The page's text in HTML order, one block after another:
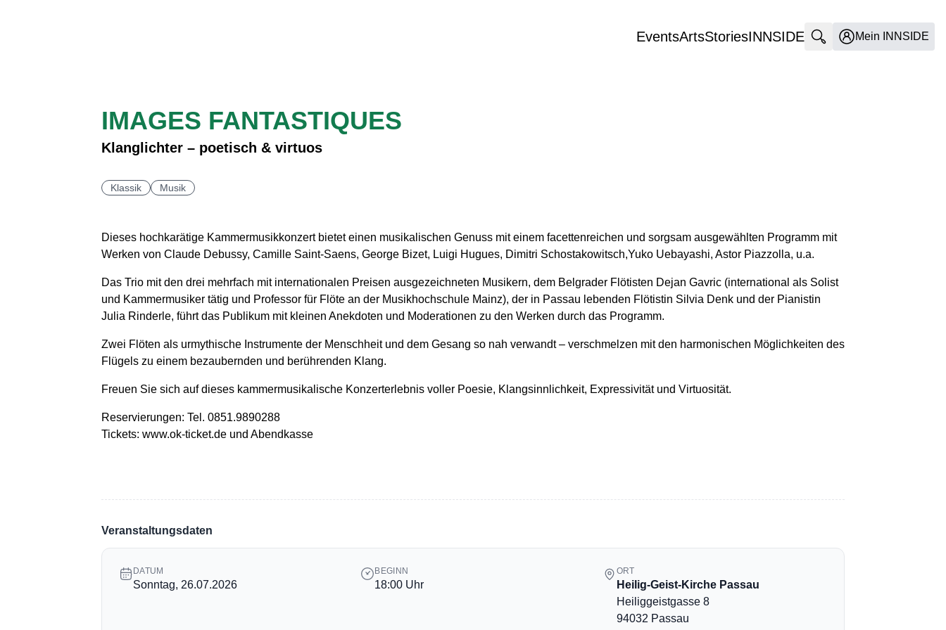
EventsArtsStoriesINNSIDE Suche öffnenMein INNSIDE
IMAGES FANTASTIQUES
Klanglichter – poetisch & virtuos
Klassik Musik
Dieses hochkarätige Kammermusikkonzert bietet einen musikalischen Genuss mit einem facettenreichen und sorgsam ausgewählten Programm mit
Werken von Claude Debussy, Camille Saint-Saens, George Bizet, Luigi Hugues, Dimitri Schostakowitsch,Yuko Uebayashi, Astor Piazzolla, u.a.
Das Trio mit den drei mehrfach mit internationalen Preisen ausgezeichneten Musikern, dem Belgrader Flötisten Dejan Gavric (international als Solist
und Kammermusiker tätig und Professor für Flöte an der Musikhochschule Mainz), der in Passau lebenden Flötistin Silvia Denk und der Pianistin
Julia Rinderle, führt das Publikum mit kleinen Anekdoten und Moderationen zu den Werken durch das Programm.
Zwei Flöten als urmythische Instrumente der Menschheit und dem Gesang so nah verwandt – verschmelzen mit den harmonischen Möglichkeiten des
Flügels zu einem bezaubernden und berührenden Klang.
Freuen Sie sich auf dieses kammermusikalische Konzerterlebnis voller Poesie, Klangsinnlichkeit, Expressivität und Virtuosität.
Reservierungen: Tel. 0851.9890288
Tickets: www.ok-ticket.de und Abendkasse
Veranstaltungsdaten
DATUM
Sonntag, 26.07.2026
BEGINN
18:00 Uhr
ORT
Heilig-Geist-Kirche Passau
Heiliggeistgasse 8
94032 Passau